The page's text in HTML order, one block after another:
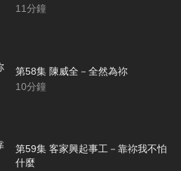
11分鐘
第58集 陳威全－全然為祢
10分鐘
第59集 客家興起事工－靠祢我不怕
什麼